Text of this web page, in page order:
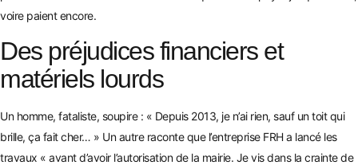
voire paient encore.
Des préjudices financiers et
matériels lourds
Un homme, fataliste, soupire : « Depuis 2013, je n’ai rien, sauf un toit qui
brille, ça fait cher… » Un autre raconte que l’entreprise FRH a lancé les
travaux « avant d’avoir l’autorisation de la mairie. Je vis dans la crainte de